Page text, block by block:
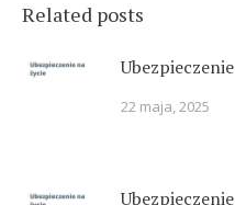
Related posts
22 maja, 2025